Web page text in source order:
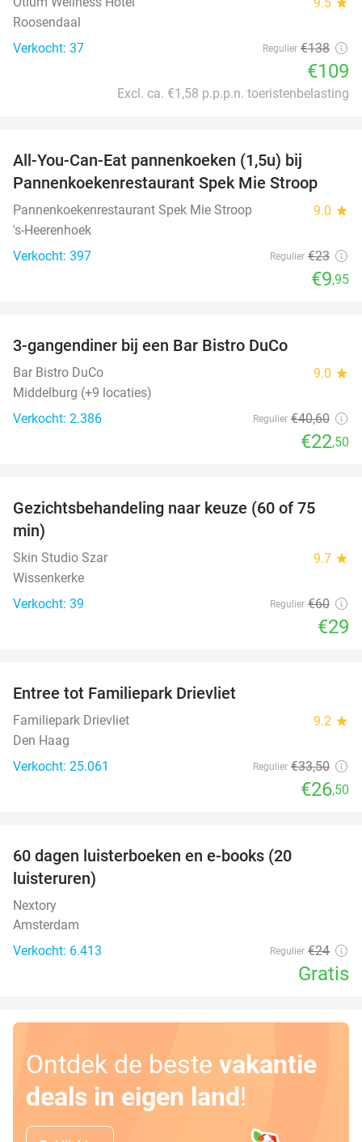
Roosendaal
Verkocht: 37
Regulier €138
€109
Excl. ca. €1,58 p.p.p.n. toeristenbelasting
All-You-Can-Eat pannenkoeken (1,5u) bij
Pannenkoekenrestaurant Spek Mie Stroop
Pannenkoekenrestaurant Spek Mie Stroop 9.0 star
's-Heerenhoek
Verkocht: 397
Regulier €23
€9,95
3-gangendiner bij een Bar Bistro DuCo
Bar Bistro DuCo 9.0 star
Middelburg (+9 locaties)
Verkocht: 2.386
Regulier €40,60
€22,50
52%
Gezichtsbehandeling naar keuze (60 of 75
min)
Skin Studio Szar 9.7 star
Wissenkerke
Verkocht: 39
Regulier €60
€29
Entree tot Familiepark Drievliet
Familiepark Drievliet 9.2 star
Den Haag
Verkocht: 25.061
Regulier €33,50
€26,50
60 dagen luisterboeken en e-books (20
luisteruren)
Nextory
Amsterdam
Verkocht: 6.413
Regulier €24
Gratis
Ontdek de beste vakantie
deals in eigen land!